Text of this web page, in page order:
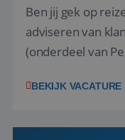
Ben jij gek op
adviseren van klanten? Bij Travel
(onderdeel van
vinden. Samen
hebt in de
BEKIJK VACATURE